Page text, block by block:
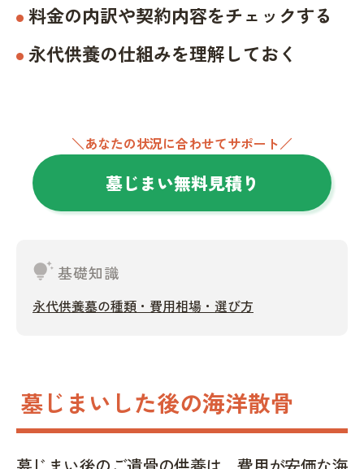
料金の内訳や契約内容をチェックする
永代供養の仕組みを理解しておく
＼あなたの状況に合わせてサポート／
墓じまい無料見積り
tips_and_updates基礎知識
永代供養墓の種類・費用相場・選び方
墓じまいした後の海洋散骨